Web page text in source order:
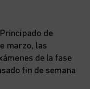
de
marzo, las
de la fase
fin de semana